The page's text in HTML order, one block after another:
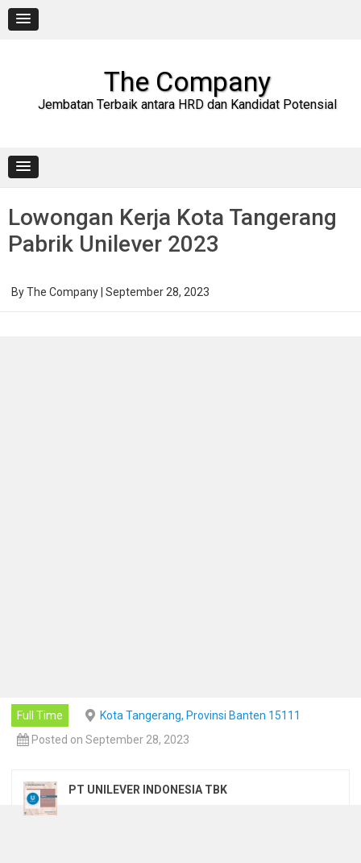
content
The Company
Jembatan Terbaik antara HRD dan Kandidat Potensial
Lowongan Kerja Kota Tangerang
Pabrik Unilever 2023
ByThe Company September 28, 2023
Full Time
Kota Tangerang, Provinsi Banten 15111
Posted on September 28, 2023
PT UNILEVER INDONESIA TBK